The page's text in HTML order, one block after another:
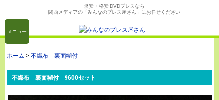
激安・格安 DVDプレスなら
関西メディアの「みんなのプレス屋さん」にお任せください
メニュー
ホーム > 不織布 裏面糊付
不織布 裏面糊付 9600セット